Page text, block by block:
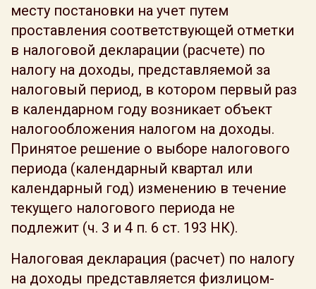
месту постановки на учет путем
проставления соответствующей отметки
в налоговой декларации (расчете) по
налогу на доходы, представляемой за
налоговый период, в котором первый раз
в календарном году возникает объект
налогообложения налогом на доходы.
Принятое решение о выборе налогового
периода (календарный квартал или
календарный год) изменению в течение
текущего налогового периода не
подлежит (ч. 3 и 4 п. 6 ст. 193 НК).
Налоговая декларация (расчет) по налогу
на доходы представляется физлицом-